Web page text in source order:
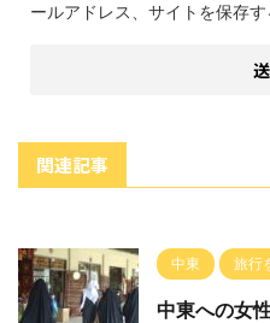
ールアドレス、サイトを保存す
関連記事
中東 旅行
中東への女